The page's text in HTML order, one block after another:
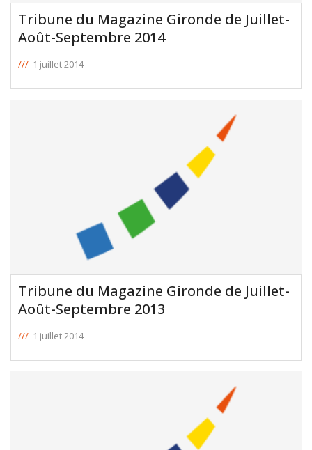
Tribune du Magazine Gironde de Juillet-
Août-Septembre 2014
/// 1 juillet 2014
Tribune du Magazine Gironde de Juillet-
Août-Septembre 2013
/// 1 juillet 2014